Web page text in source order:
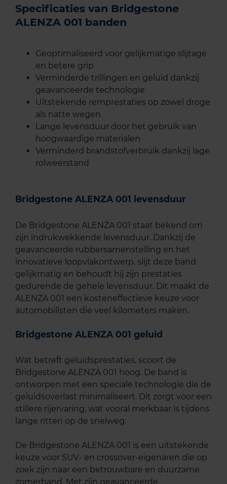
Specificaties van Bridgestone
ALENZA 001 banden
Geoptimaliseerd voor gelijkmatige slijtage
en betere grip
Verminderde trillingen en geluid dankzij
geavanceerde technologie
Uitstekende remprestaties op zowel droge
als natte wegen
Lange levensduur door het gebruik van
hoogwaardige materialen
Verminderd brandstofverbruik dankzij lage
rolweerstand
Bridgestone ALENZA 001 levensduur
De Bridgestone ALENZA 001 staat bekend om
zijn indrukwekkende levensduur. Dankzij de
geavanceerde rubbersamenstelling en het
innovatieve loopvlakontwerp, slijt deze band
gelijkmatig en behoudt hij zijn prestaties
gedurende de gehele levensduur. Dit maakt de
ALENZA 001 een kosteneffectieve keuze voor
automobilisten die veel kilometers maken.
Bridgestone ALENZA 001 geluid
Wat betreft geluidsprestaties, scoort de
Bridgestone ALENZA 001 hoog. De band is
ontworpen met een speciale technologie die de
geluidsoverlast minimaliseert. Dit zorgt voor een
stillere rijervaring, wat vooral merkbaar is tijdens
lange ritten op de snelweg.
De Bridgestone ALENZA 001 is een uitstekende
keuze voor SUV- en crossover-eigenaren die op
zoek zijn naar een betrouwbare en duurzame
zomerband. Met zijn geavanceerde